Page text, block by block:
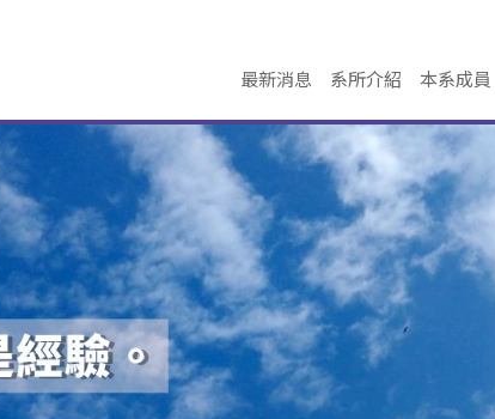
最新消息 系所介紹 本系成員